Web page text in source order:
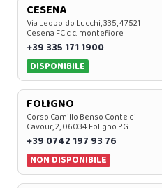
CESENA
Via Leopoldo Lucchi, 335, 47521
Cesena FC c.c. montefiore
+39 335 171 1900
DISPONIBILE
FOLIGNO
Corso Camillo Benso Conte di
Cavour, 2, 06034 Foligno PG
+39 0742 197 93 76
NON DISPONIBILE